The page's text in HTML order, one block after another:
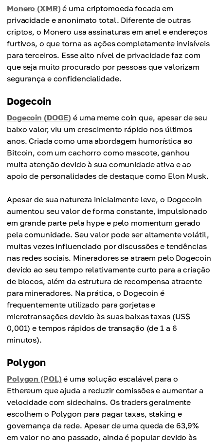
Monero (XMR) é uma criptomoeda focada em
privacidade e anonimato total. Diferente de outras
criptos, o Monero usa assinaturas em anel e endereços
furtivos, o que torna as ações completamente invisíveis
para terceiros. Esse alto nível de privacidade faz com
que seja muito procurado por pessoas que valorizam
segurança e confidencialidade.
Dogecoin
Dogecoin (DOGE) é uma meme coin que, apesar de seu
baixo valor, viu um crescimento rápido nos últimos
anos. Criada como uma abordagem humorística ao
Bitcoin, com um cachorro como mascote, ganhou
muita atenção devido à sua comunidade ativa e ao
apoio de personalidades de destaque como Elon Musk.
Apesar de sua natureza inicialmente leve, o Dogecoin
aumentou seu valor de forma constante, impulsionado
em grande parte pela hype e pelo momentum gerado
pela comunidade. Seu valor pode ser altamente volátil,
muitas vezes influenciado por discussões e tendências
nas redes sociais. Mineradores se atraem pelo Dogecoin
devido ao seu tempo relativamente curto para a criação
de blocos, além da estrutura de recompensa atraente
para mineradores. Na prática, o Dogecoin é
frequentemente utilizado para gorjetas e
microtransações devido às suas baixas taxas (US$
0,001) e tempos rápidos de transação (de 1 a 6
minutos).
Polygon
Polygon (POL) é uma solução escalável para o
Ethereum que ajuda a reduzir comissões e aumentar a
velocidade com sidechains. Os traders geralmente
escolhem o Polygon para pagar taxas, staking e
governança da rede. Apesar de uma queda de 63,9%
em valor no ano passado, ainda é popular devido às